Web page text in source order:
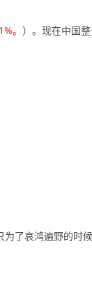
。 ）。现在中国
了哀鸿遍野的时